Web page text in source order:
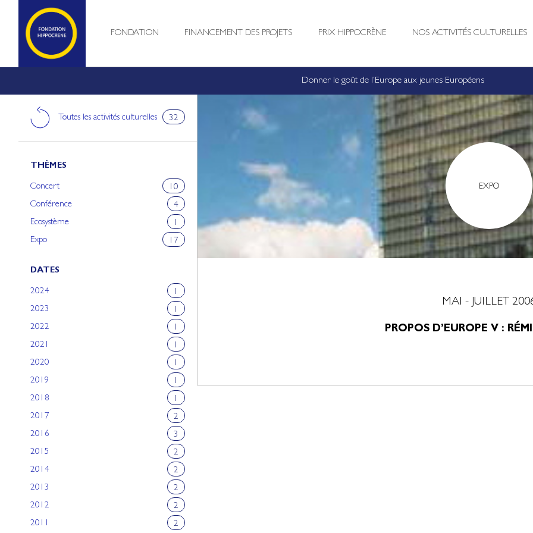
Donner le goût de l’Europe aux jeunes Européens
FONDATION FINANCEMENT DES PROJETS PRIX HIPPOCRÈNE NOS ACTIVITÉS CULTURELLES
Toutes les activités culturelles 32
THÈMES
Concert
10
Conférence
4
Ecosystème
1
Expo
17
DATES
2024
1
2023
1
2022
1
2021
1
2020
1
2019
1
2018
1
2017
2
2016
3
2015
2
2014
2
2013
2
2012
2
2011
2
EXPO
MAI - JUILLET
PROPOS D’EUROPE V :